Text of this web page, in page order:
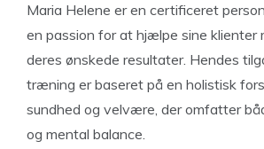
Maria Helene er en certificeret
en passion for at hjælpe sine klienter
deres ønskede resultater. Hendes
træning er baseret på en holistisk
sundhed og velvære, der omfatter
og mental balance.